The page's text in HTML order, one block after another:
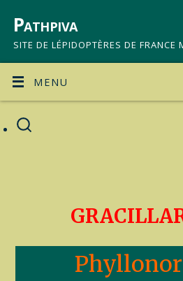
Pathpiva
SITE DE LÉPIDOPTÈRES DE FRANCE
MENU